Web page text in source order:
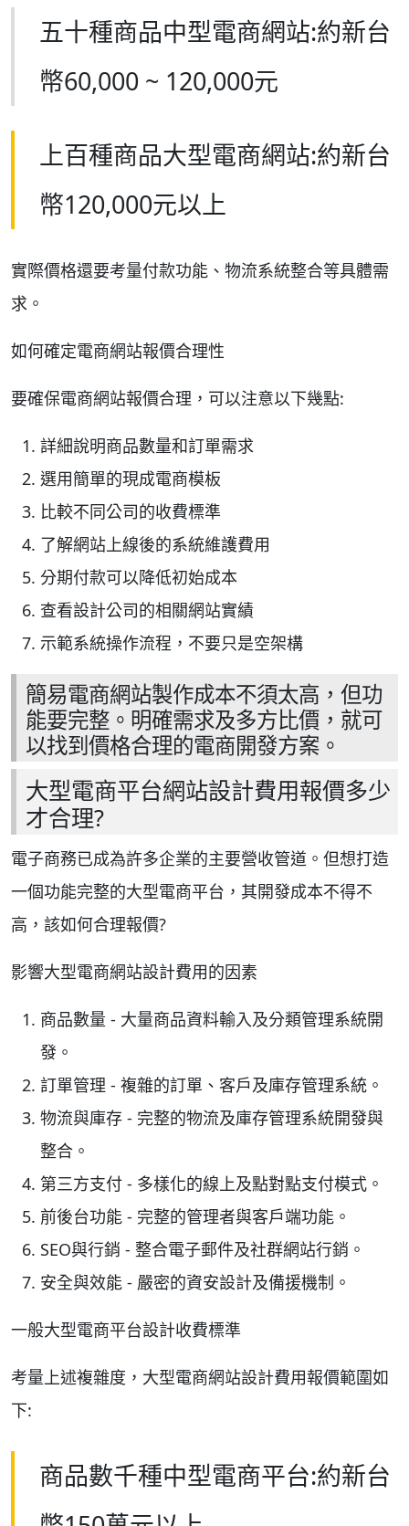
五十種商品中型電商網站:約新台
幣60,000 ~ 120,000元
上百種商品大型電商網站:約新台
幣120,000元以上
實際價格還要考量付款功能、物流系統整合等具體需
求。
如何確定電商網站報價合理性
要確保電商網站報價合理，可以注意以下幾點:
詳細說明商品數量和訂單需求
選用簡單的現成電商模板
比較不同公司的收費標準
了解網站上線後的系統維護費用
分期付款可以降低初始成本
查看設計公司的相關網站實績
示範系統操作流程，不要只是空架構
簡易電商網站製作成本不須太高，但功
能要完整。明確需求及多方比價，就可
以找到價格合理的電商開發方案。
大型電商平台網站設計費用報價多少
才合理?
電子商務已成為許多企業的主要營收管道。但想打造
一個功能完整的大型電商平台，其開發成本不得不
高，該如何合理報價?
影響大型電商網站設計費用的因素
商品數量 - 大量商品資料輸入及分類管理系統開
發。
訂單管理 - 複雜的訂單、客戶及庫存管理系統。
物流與庫存 - 完整的物流及庫存管理系統開發與
整合。
第三方支付 - 多樣化的線上及點對點支付模式。
前後台功能 - 完整的管理者與客戶端功能。
SEO與行銷 - 整合電子郵件及社群網站行銷。
安全與效能 - 嚴密的資安設計及備援機制。
一般大型電商平台設計收費標準
考量上述複雜度，大型電商網站設計費用報價範圍如
下:
商品數千種中型電商平台:約新台